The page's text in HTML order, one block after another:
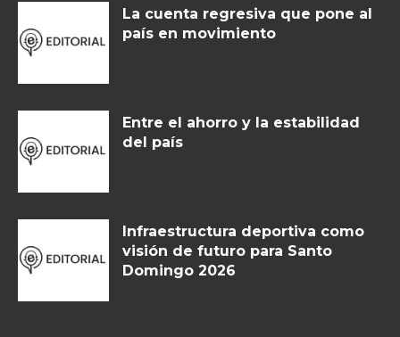
La cuenta regresiva que pone al
país en movimiento
Entre el ahorro y la estabilidad
del país
Infraestructura deportiva como
visión de futuro para Santo
Domingo 2026